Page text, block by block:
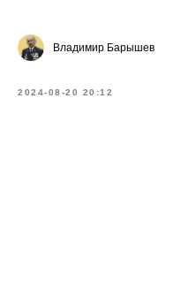
Владимир Барышев
2024-08-20 20:12